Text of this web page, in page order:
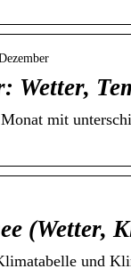
Wetter,
mit
und